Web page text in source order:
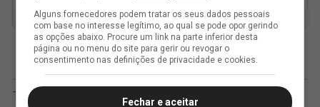
Alguns fornecedores podem tratar os seus dados pessoais
com base no interesse legítimo, ao qual se pode opor gerindo
as opções abaixo. Procure um link na parte inferior desta
página ou no menu do site para gerir ou revogar o
consentimento nas definições de privacidade e cookies.
Fechar e aceitar